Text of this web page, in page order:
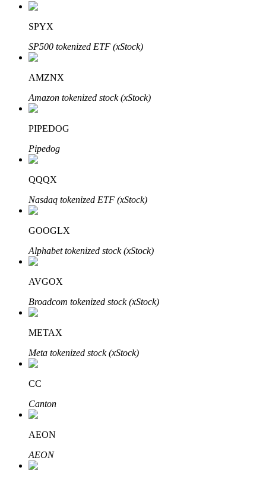
Investimento Automático
Obtenha lucro a longo prazo e interesses flexíveis
Aprenda a apostar
Aprenda como ganhar renda passiva
Bitrue
AI
Parceiros Bitrue
Afiliados Bitrue
SPYX
SP500 tokenized ETF (xStock)
AMZNX
Amazon tokenized stock (xStock)
PIPEDOG
Pipedog
QQQX
Nasdaq tokenized ETF (xStock)
GOOGLX
Alphabet tokenized stock (xStock)
AVGOX
Broadcom tokenized stock (xStock)
METAX
Meta tokenized stock (xStock)
CC
Canton
AEON
AEON